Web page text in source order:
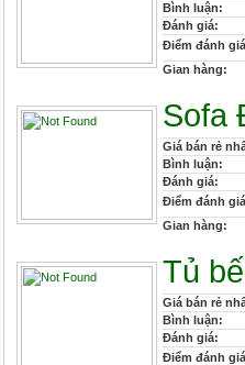
Bình luận:
Đánh giá:
Điểm đánh
Gian hàng:
Sofa
Giá bán rẻ
Bình luận:
Đánh giá:
Điểm đánh
Gian hàng:
Tủ
Giá bán rẻ
Bình luận:
Đánh giá:
Điểm đánh